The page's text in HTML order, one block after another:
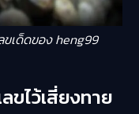
เด็ดของ heng99
ขไว้เสี่ยงทาย